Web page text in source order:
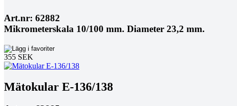
Art.nr: 62882
Mikrometerskala 10/100 mm. Diameter 23,2 mm.
355 SEK
Mätokular E-136/138